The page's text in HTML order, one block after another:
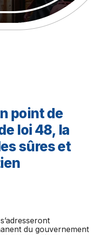
point de
loi 48, la
sûres et
du gouvernement